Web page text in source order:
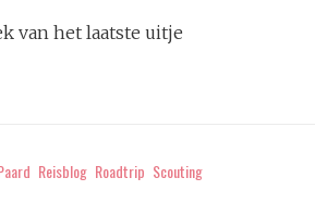
van het laatste uitje
Reisblog Roadtrip Scouting